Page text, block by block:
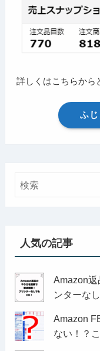
詳しくはこちらから
ふ
人気の記事
Amazon返
ンターな
Amazon
ない！？